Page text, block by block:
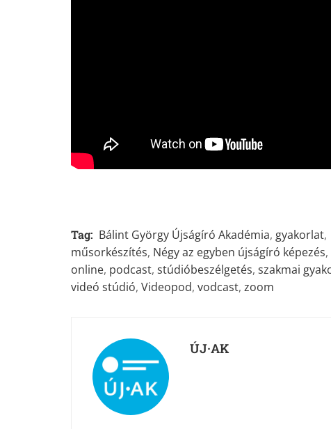
Tag: Bálint György Újságíró Akadémia, gyakorlat,
műsorkészítés, Négy az egyben újságíró képezés,
online, podcast, stúdióbeszélgetés, szakmai
videó stúdió, Videopod, vodcast, zoom
ÚJ·AK